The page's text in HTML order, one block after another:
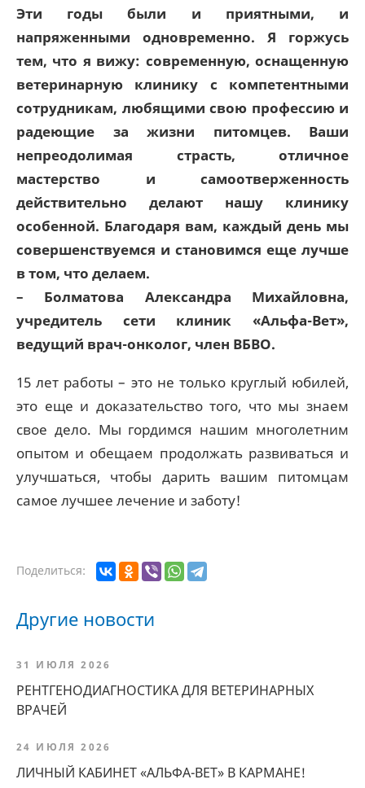
Эти годы были и приятными, и
напряженными одновременно. Я горжусь
тем, что я вижу: современную, оснащенную
ветеринарную клинику с компетентными
сотрудникам, любящими свою профессию и
радеющие за жизни питомцев. Ваши
непреодолимая страсть, отличное
мастерство и самоотверженность
действительно делают нашу клинику
особенной. Благодаря вам, каждый день мы
совершенствуемся и становимся еще лучше
в том, что делаем.
–
Болматова Александра Михайловна,
учредитель сети клиник «Альфа-Вет»,
ведущий врач-онколог, член ВБВО.
15 лет работы – это не только круглый юбилей,
это еще и доказательство того, что мы знаем
свое дело. Мы гордимся нашим многолетним
опытом и обещаем продолжать развиваться и
улучшаться, чтобы дарить вашим питомцам
самое лучшее лечение и заботу!
Поделиться:
Другие новости
31 ИЮЛЯ 2026
РЕНТГЕНОДИАГНОСТИКА ДЛЯ ВЕТЕРИНАРНЫХ
ВРАЧЕЙ
24 ИЮЛЯ 2026
ЛИЧНЫЙ КАБИНЕТ «АЛЬФА-ВЕТ» В КАРМАНЕ!